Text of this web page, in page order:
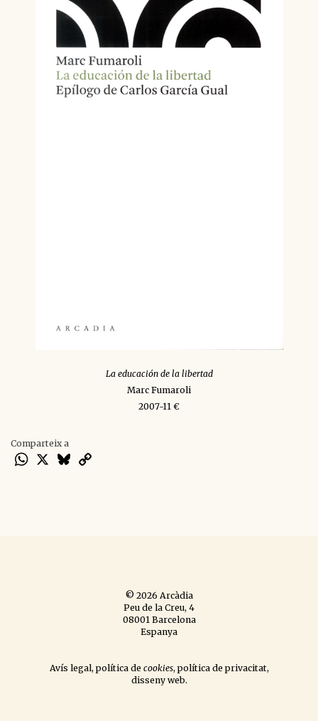
La educación de la libertad
Marc Fumaroli
2007-11 €
Comparteix a
WhatsApp
X Bluesky
© 2026 Arcàdia
Peu de la Creu, 4
08001 Barcelona
Espanya
Avís legal,política de cookies,política de privacitat,
disseny web.